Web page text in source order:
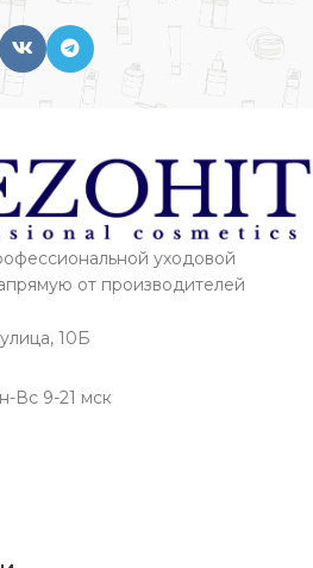
уходовой
от производителей
10Б
Вс 9-21 мск